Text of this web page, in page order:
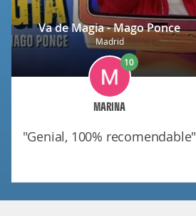
Va de Magia - Mago Ponce
Madrid
MARINA
10
"genial, 100% recomendable"